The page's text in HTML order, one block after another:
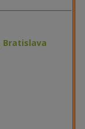
Bratislava